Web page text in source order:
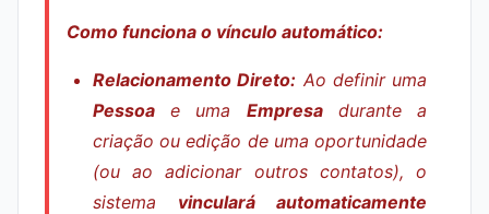
Como funciona o vínculo automático:
Relacionamento Direto: Ao definir uma
Pessoa e uma Empresadurante a
criação ou edição de uma oportunidade
(ou ao adicionar outros contatos), o
sistema vinculará automaticamente